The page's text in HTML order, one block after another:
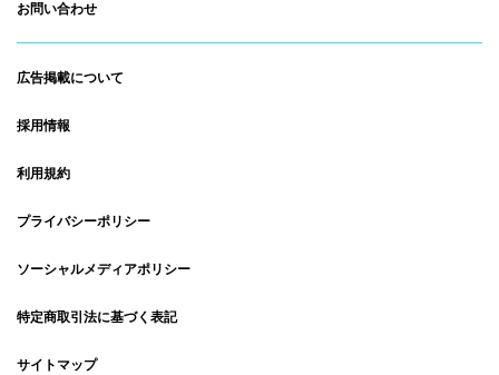
お問い合わせ
広告掲載について
採用情報
利用規約
プライバシーポリシー
ソーシャルメディアポリシー
特定商取引法に基づく表記
サイトマップ